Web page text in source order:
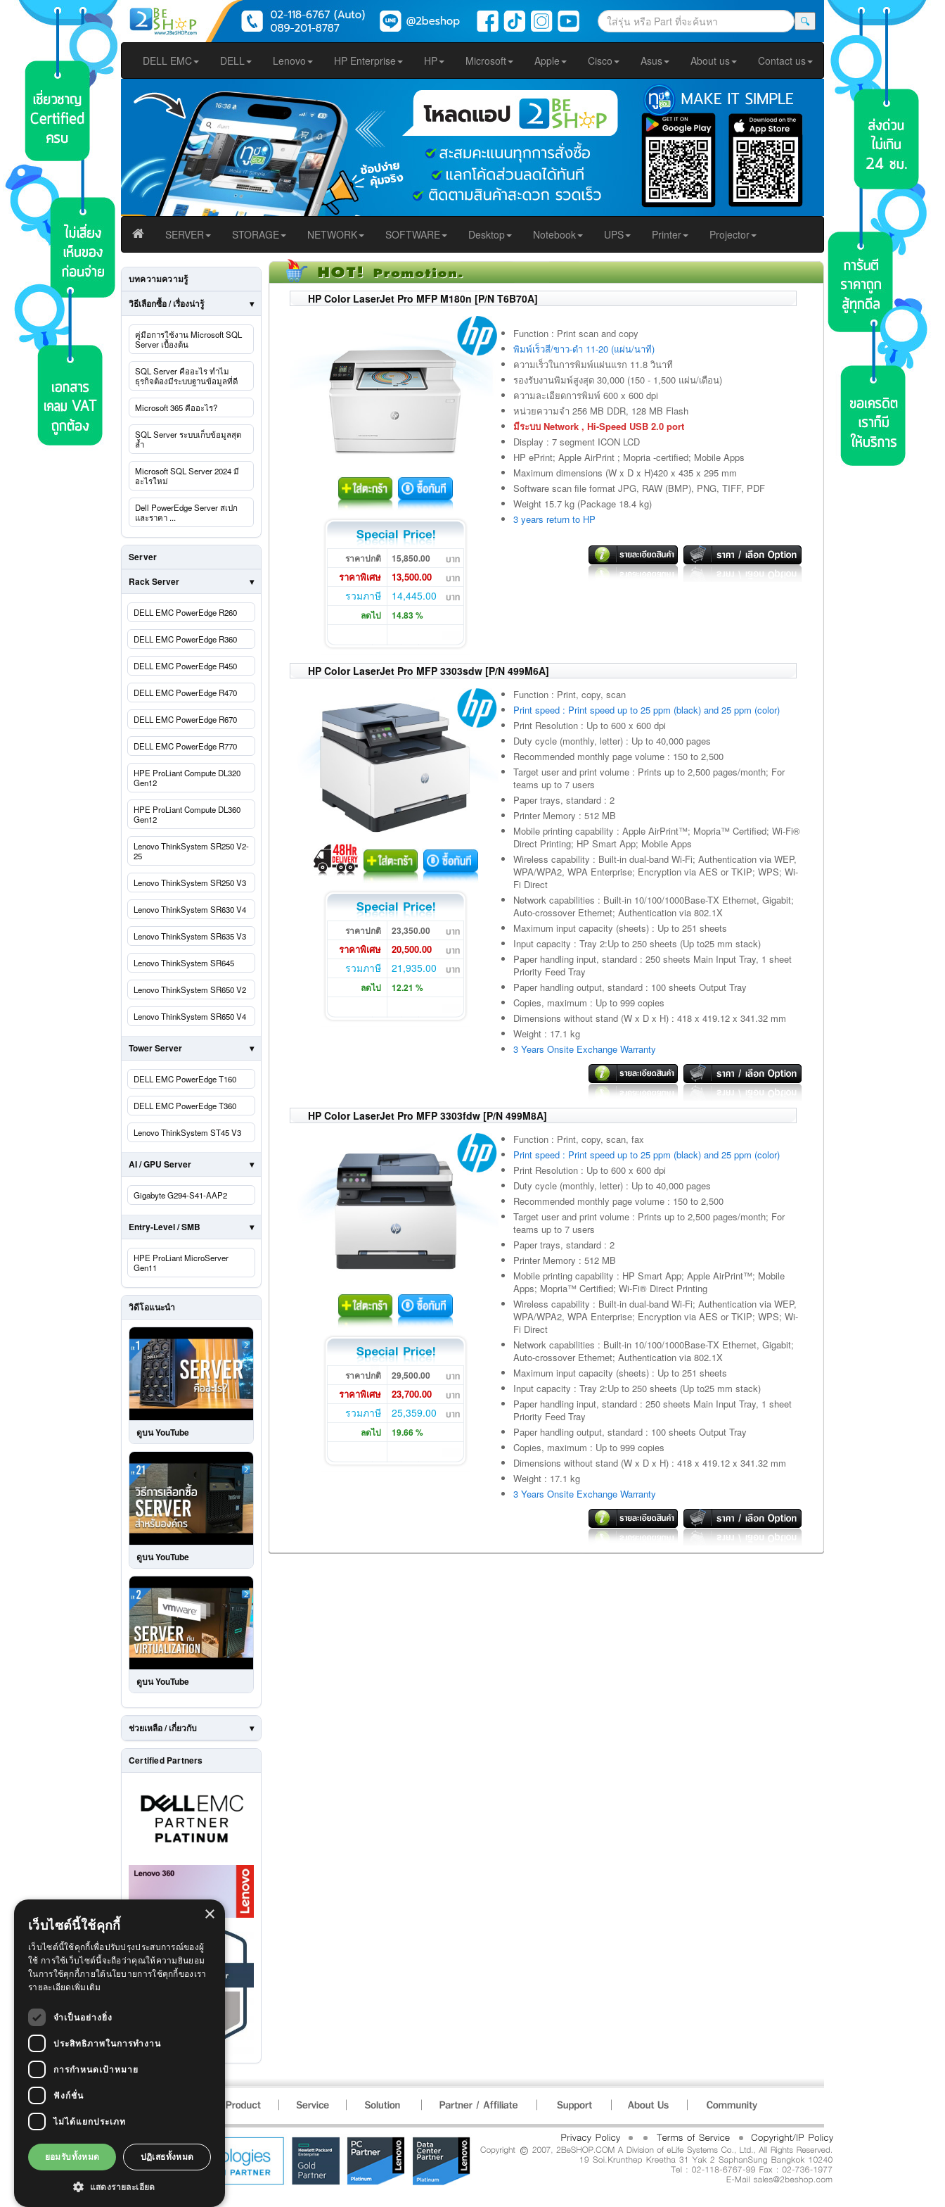
🔍
DELL EMC DELL Lenovo HP Enterprise HP Microsoft Apple Cisco Asus About us Contact us
SERVER STORAGE NETWORK SOFTWARE Desktop Notebook UPS Printer Projector
บทความความรู้
วิธีเลือกซื้อ / เรื่องน่ารู้
คู่มือการใช้งาน Microsoft SQL
Server เบื้องต้น
SQL Server คืออะไร ทำไม
ธุรกิจต้องมีระบบฐานข้อมูลที่ดี
Microsoft 365 คืออะไร?
SQL Server ระบบเก็บข้อมูลสุด
ล้ำ
Microsoft SQL Server 2024 มี
อะไรใหม่
Dell PowerEdge Server สเปก
และราคา ...
Server
Rack Server
DELL EMC PowerEdge R260
DELL EMC PowerEdge R360
DELL EMC PowerEdge R450
DELL EMC PowerEdge R470
DELL EMC PowerEdge R670
DELL EMC PowerEdge R770
HPE ProLiant Compute DL320
Gen12
HPE ProLiant Compute DL360
Gen12
Lenovo ThinkSystem SR250 V2-
25
Lenovo ThinkSystem SR250 V3
Lenovo ThinkSystem SR630 V4
Lenovo ThinkSystem SR635 V3
Lenovo ThinkSystem SR645
Lenovo ThinkSystem SR650 V2
Lenovo ThinkSystem SR650 V4
Tower Server
DELL EMC PowerEdge T160
DELL EMC PowerEdge T360
Lenovo ThinkSystem ST45 V3
AI / GPU Server
Gigabyte G294-S41-AAP2
Entry-Level / SMB
HPE ProLiant MicroServer
Gen11
วิดีโอแนะนำ
ดูบน YouTube
ดูบน YouTube
ดูบน YouTube
ช่วยเหลือ / เกี่ยวกับ
Certified Partners
HP Color LaserJet Pro MFP M180n [P/N T6B70A]
ราคาปกติ 15,850.00
ราคาพิเศษ 13,500.00
รวมภาษี 14,445.00
ลดไป 14.83 %
Function : Print scan and copy
พิมพ์เร็วสี/ขาว-ดำ 11-20 (แผ่น/นาที)
ความเร็วในการพิมพ์แผ่นแรก 11.8 วินาที
รองรับงานพิมพ์สูงสุด 30,000 (150 - 1,500 แผ่น/เดือน)
ความละเอียดการพิมพ์ 600 x 600 dpi
หน่วยความจำ 256 MB DDR, 128 MB Flash
มีระบบ Network , Hi-Speed USB 2.0 port
Display : 7 segment ICON LCD
HP ePrint; Apple AirPrint ; Mopria -certified; Mobile Apps
Maximum dimensions (W x D x H)420 x 435 x 295 mm
Software scan file format JPG, RAW (BMP), PNG, TIFF, PDF
Weight 15.7 kg (Package 18.4 kg)
3 years return to HP
HP Color LaserJet Pro MFP 3303sdw [P/N 499M6A]
ราคาปกติ 23,350.00
ราคาพิเศษ 20,500.00
รวมภาษี 21,935.00
ลดไป 12.21 %
Function : Print, copy, scan
Print speed : Print speed up to 25 ppm (black) and 25 ppm (color)
Print Resolution : Up to 600 x 600 dpi
Duty cycle (monthly, letter) : Up to 40,000 pages
Recommended monthly page volume : 150 to 2,500
Target user and print volume : Prints up to 2,500 pages/month; For
teams up to 7 users
Paper trays, standard : 2
Printer Memory : 512 MB
Mobile printing capability : Apple AirPrint™; Mopria™ Certified; Wi-Fi®
Direct Printing; HP Smart App; Mobile Apps
Wireless capability : Built-in dual-band Wi-Fi; Authentication via WEP,
WPA/WPA2, WPA Enterprise; Encryption via AES or TKIP; WPS; Wi-
Fi Direct
Network capabilities : Built-in 10/100/1000Base-TX Ethernet, Gigabit;
Auto-crossover Ethernet; Authentication via 802.1X
Maximum input capacity (sheets) : Up to 251 sheets
Input capacity : Tray 2:Up to 250 sheets (Up to25 mm stack)
Paper handling input, standard : 250 sheets Main Input Tray, 1 sheet
Priority Feed Tray
Paper handling output, standard : 100 sheets Output Tray
Copies, maximum : Up to 999 copies
Dimensions without stand (W x D x H) : 418 x 419.12 x 341.32 mm
Weight : 17.1 kg
3 Years Onsite Exchange Warranty
HP Color LaserJet Pro MFP 3303fdw [P/N 499M8A]
ราคาปกติ 29,500.00
ราคาพิเศษ 23,700.00
รวมภาษี 25,359.00
ลดไป 19.66 %
Function : Print, copy, scan, fax
Print speed : Print speed up to 25 ppm (black) and 25 ppm (color)
Print Resolution : Up to 600 x 600 dpi
Duty cycle (monthly, letter) : Up to 40,000 pages
Recommended monthly page volume : 150 to 2,500
Target user and print volume : Prints up to 2,500 pages/month; For
teams up to 7 users
Paper trays, standard : 2
Printer Memory : 512 MB
Mobile printing capability : HP Smart App; Apple AirPrint™; Mobile
Apps; Mopria™ Certified; Wi-Fi® Direct Printing
Wireless capability : Built-in dual-band Wi-Fi; Authentication via WEP,
WPA/WPA2, WPA Enterprise; Encryption via AES or TKIP; WPS; Wi-
Fi Direct
Network capabilities : Built-in 10/100/1000Base-TX Ethernet, Gigabit;
Auto-crossover Ethernet; Authentication via 802.1X
Maximum input capacity (sheets) : Up to 251 sheets
Input capacity : Tray 2:Up to 250 sheets (Up to25 mm stack)
Paper handling input, standard : 250 sheets Main Input Tray, 1 sheet
Priority Feed Tray
Paper handling output, standard : 100 sheets Output Tray
Copies, maximum : Up to 999 copies
Dimensions without stand (W x D x H) : 418 x 419.12 x 341.32 mm
Weight : 17.1 kg
3 Years Onsite Exchange Warranty
×
เว็บไซต์นี้ใช้คุกกี้
เว็บไซต์นี้ใช้คุกกี้เพื่อปรับปรุงประสบการณ์ของผู้
ใช้ การใช้เว็บไซต์นี้จะถือว่าคุณให้ความยินยอม
ในการใช้คุกกี้ภายใต้นโยบายการใช้คุกกี้ของเรา
รายละเอียดเพิ่มเติม
จำเป็นอย่างยิ่ง
ประสิทธิภาพในการทำงาน
การกำหนดเป้าหมาย
ฟังก์ชั่น
ไม่ได้แยกประเภท
ยอมรับทั้งหมด ปฏิเสธทั้งหมด
แสดงรายละเอียด